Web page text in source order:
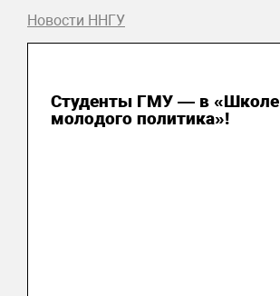
Новости ННГУ
Студенты ГМУ — в «Школе
молодого политика»!